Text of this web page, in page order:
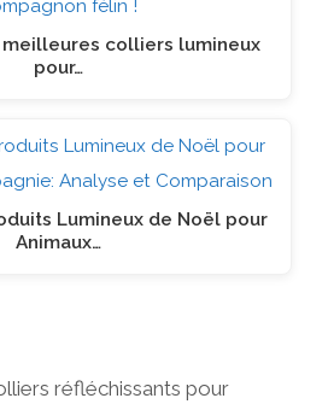
colliers lumineux
pour…
Lumineux de Noël pour
Animaux…
réfléchissants pour